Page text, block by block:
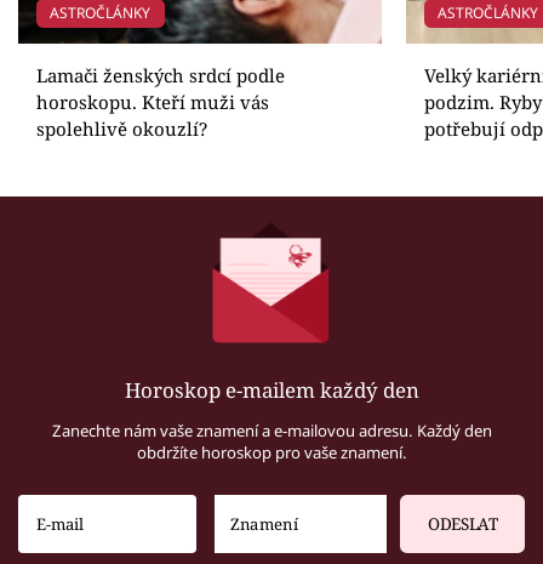
ASTROČLÁNKY
Lamači ženských srdcí podle
horoskopu. Kteří muži vás
spolehlivě okouzlí?
ASTROČLÁNKY
Velký
podzim.
potřebují
Horoskop e-mailem každý den
Zanechte nám vaše znamení a e-mailovou adresu. Každý den
obdržíte horoskop pro vaše znamení.
ODESLAT